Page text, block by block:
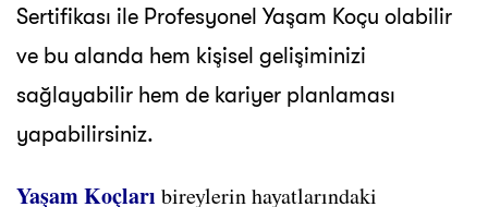
Sertifikası ile Profesyonel Yaşam Koçu olabilir
ve bu alanda hem kişisel gelişiminizi
sağlayabilir hem de kariyer planlaması
yapabilirsiniz.
Yaşam Koçları bireylerin hayatlarındaki